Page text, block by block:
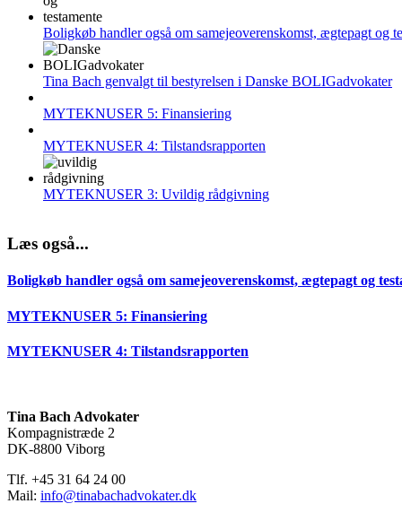
Boligkøb handler også om samejeoverenskomst, ægtepagt og
Tina Bach genvalgt til bestyrelsen i Danske BOLIGadvokater
MYTEKNUSER 5: Finansiering
MYTEKNUSER 4: Tilstandsrapporten
MYTEKNUSER 3: Uvildig rådgivning
Læs også...
Boligkøb handler også om samejeoverenskomst, ægtepagt og
MYTEKNUSER 5: Finansiering
MYTEKNUSER 4: Tilstandsrapporten
Tina Bach Advokater
Kompagnistræde 2
DK-8800 Viborg
Tlf. +45 31 64 24 00
Mail: info@tinabachadvokater.dk